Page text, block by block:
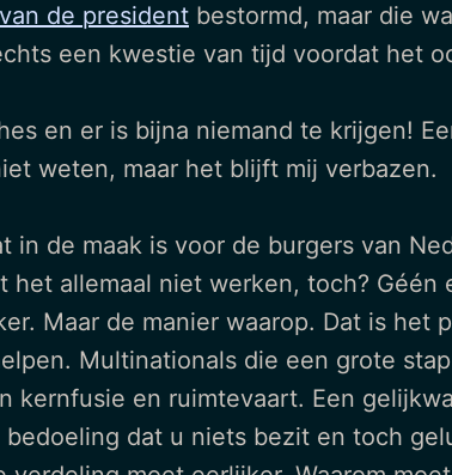
de president bestormd, maar die
een kwestie van tijd voordat het
en er is bijna niemand te krijgen!
weten, maar het blijft mij verbazen.
in de maak is voor de burgers van
allemaal niet werken, toch?
Maar de manier waarop. Dat is het
Multinationals die een grote
kernfusie en ruimtevaart. Een
dat u niets bezit en toch